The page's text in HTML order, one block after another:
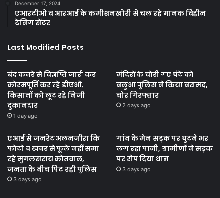
December 17, 2024
एआरटीओ व आरआई के कमीशनखोरी से चल रहे मानक विहीन
ट्रेनिंग सेंटर
Last Modified Posts
बंद कमरे से विज्ञप्ति जारी कर
कोरमपूर्ति कर रहे डीएओ,
किसानों को लूट रहे निजी
दुकानदार
1 day ago
मंदिरों के चोरी गए घंटे को
बलुआ पुलिस ने किया बरामद,
चोर गिरफ्तार
2 days ago
एआई से जनरेट अलनजीरा कि
फोटो व खबर से फूले नहीं समा
रहे मुगलसराय कोतवाल,
जनता के बीच पिट रही पुलिस
3 days ago
गांव के मेन सड़क पर घुटने भर
लग रहा पानी, ग्रामीणों ने सड़क
पर रोप दिया धान
3 days ago